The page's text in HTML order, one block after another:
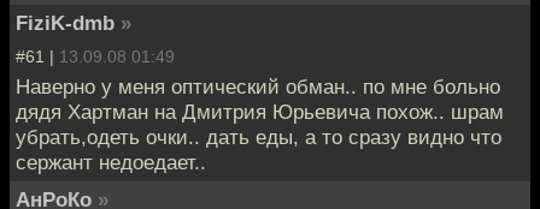
FiziK-dmb »
#61 | 13.09.08 01:49
Наверно у меня оптический обман.. по мне больно
дядя Хартман на Дмитрия Юрьевича похож.. шрам
убрать,одеть очки.. дать еды, а то сразу видно что
сержант недоедает..
АнРоКо »